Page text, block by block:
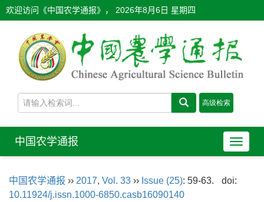
欢迎访问《中国农学通报》， 2026年8月6日 星期四
导
航
换
中国农学通报
中国农学通报 ›› 2017, Vol. 33 ›› Issue (25): 59-63.
doi:
10.11924/j.issn.1000-6850.casb16090140